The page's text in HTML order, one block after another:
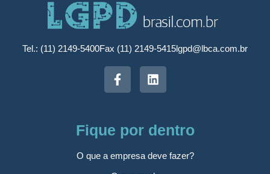
Tel.: (11) 2149-5400Fax (11) 2149-5415lgpd@lbca.com.br
Fique por dentro
O que a empresa deve fazer?